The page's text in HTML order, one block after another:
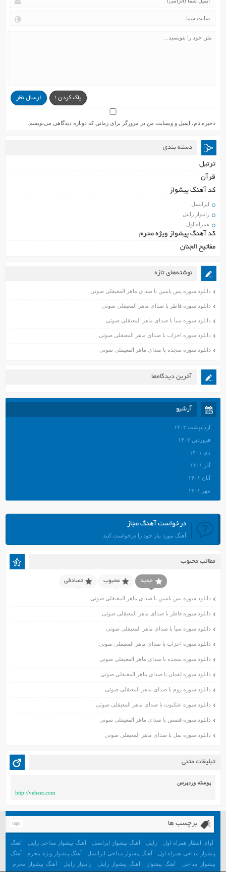
ارسال نظر پاک کردن !
ذخیره نام، ایمیل و وبسایت من در مرورگر برای زمانی که دوباره دیدگاهی می‌نویسم.
دسته بندی
ترتیل
قرآن
کد آهنگ پیشواز
ایرانسل
راینواز رایتل
همراه اول
کد آهنگ پیشواز ویژه محرم
مفاتیح الجنان
نوشته‌های تازه
دانلود سوره یس یاسین با صدای ماهر المعیقلی صوتی
دانلود سوره فاطر با صدای ماهر المعیقلی صوتی
دانلود سوره سبأ با صدای ماهر المعیقلی صوتی
دانلود سوره احزاب با صدای ماهر المعیقلی صوتی
دانلود سوره سجده با صدای ماهر المعیقلی صوتی
آخرین دیدگاه‌ها
آرشیو
اردیبهشت ۱۴۰۲
فروردین ۱۴۰۲
دی ۱۴۰۱
آذر ۱۴۰۱
آبان ۱۴۰۱
مهر ۱۴۰۱
مرداد ۱۴۰۱
تیر ۱۴۰۱
فروردین ۱۴۰۱
آذر ۱۴۰۰
آبان ۱۴۰۰
اسفند ۱۳۹۹
آبان ۱۳۹۹
مهر ۱۳۹۹
مرداد ۱۳۹۹
فروردین ۱۳۹۸
مرداد ۱۳۹۷
خرداد ۱۳۹۷
اردیبهشت ۱۳۹۷
درخواست آهنگ مجاز
آهنگ مورد نیاز خود را درخواست کنید.
مطالب محبوب
جدید محبوب تصادفی
دانلود سوره یس یاسین با صدای ماهر المعیقلی صوتی
دانلود سوره فاطر با صدای ماهر المعیقلی صوتی
دانلود سوره سبأ با صدای ماهر المعیقلی صوتی
دانلود سوره احزاب با صدای ماهر المعیقلی صوتی
دانلود سوره سجده با صدای ماهر المعیقلی صوتی
دانلود سوره لقمان با صدای ماهر المعیقلی صوتی
دانلود سوره روم با صدای ماهر المعیقلی صوتی
دانلود سوره عنکبوت با صدای ماهر المعیقلی صوتی
دانلود سوره قصص با صدای ماهر المعیقلی صوتی
دانلود سوره نمل با صدای ماهر المعیقلی صوتی
تبلیغات متنی
پوسته وردپرس
http://vebeet.com
برچسب ها tags
آوای انتظار همراه اول رایتل آهنگ پیشواز ایرانسل آهنگ پیشواز مداحی رایتل
آهنگ
پیشواز مداحی همراه اول
آهنگ پیشواز مداحی ایرانسل آهنگ پیشواز ویژه محرم
آهنگ
پیشواز مداحی
آهنگ پیشواز آهنگ پیشواز رایتل راینواز رایتل
آهنگ پیشواز محرم